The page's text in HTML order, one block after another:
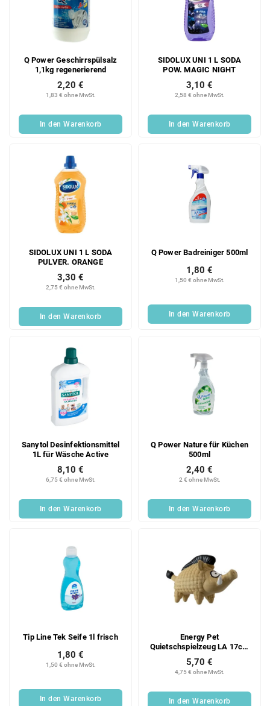
Q Power Geschirrspülsalz
1,1kg regenerierend
1,83 € ohne MwSt.
2,20 €
In den Warenkorb
SIDOLUX UNI 1 L SODA
POW. MAGIC NIGHT
2,58 € ohne MwSt.
3,10 €
In den Warenkorb
SIDOLUX UNI 1 L SODA
PULVER. ORANGE
2,75 € ohne MwSt.
3,30 €
In den Warenkorb
Q Power Badreiniger 500ml
1,50 € ohne MwSt.
1,80 €
In den Warenkorb
Sanytol Desinfektionsmittel
1L für Wäsche Active
6,75 € ohne MwSt.
8,10 €
In den Warenkorb
Q Power Nature für Küchen
500ml
2 € ohne MwSt.
2,40 €
In den Warenkorb
Tip Line Tek Seife 1l frisch
1,50 € ohne MwSt.
1,80 €
In den Warenkorb
Energy Pet
Quietschspielzeug LA 17cm
4,75 € ohne MwSt.
5,70 €
In den Warenkorb